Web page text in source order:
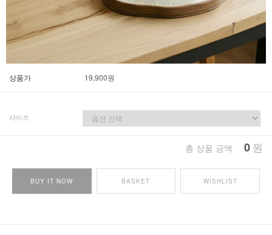
상품가 19,900원
사이즈
총 상품 금액 0 원
BUY IT NOW BASKET WISHLIST